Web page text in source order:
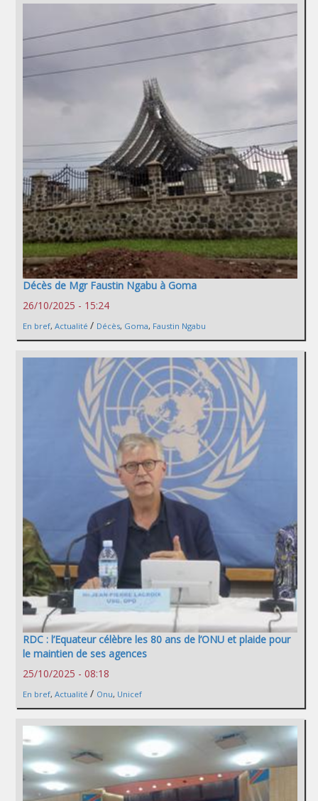
Décès de Mgr Faustin Ngabu à Goma
26/10/2025 - 15:24
En bref, Actualité / Décès, Goma, Faustin Ngabu
RDC : l’Equateur célèbre les 80 ans de l’ONU et plaide pour
le maintien de ses agences
25/10/2025 - 08:18
En bref, Actualité / Onu, Unicef